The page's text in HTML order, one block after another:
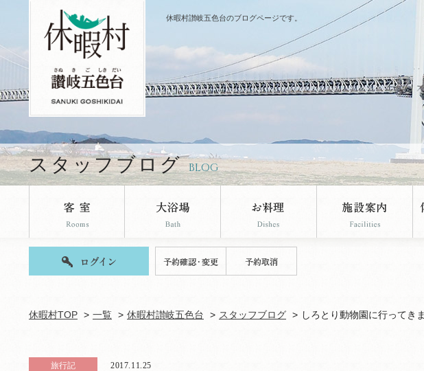
休暇村讃岐五色台のブログページです。
スタッフブログ BLOG
休暇村TOP 一覧 休暇村讃岐五色台 スタッフブログ しろとり動物園に行ってき
旅行記 2017.11.25